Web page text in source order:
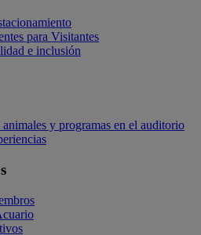
para Visitantes
e inclusión
y programas en el auditorio